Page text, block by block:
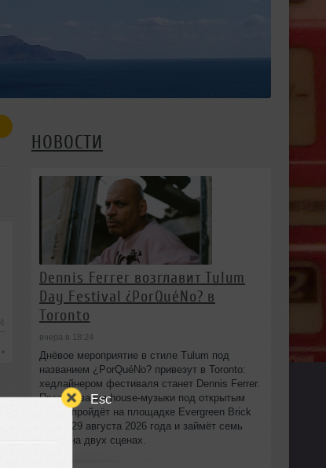
Esc
НОВОСТИ
Dennis Ferrer возглавит Tulum
Day Festival ¿PorQuéNo? в
Toronto
вчера в 18:24
Днёвое мероприятие в стиле Tulum под
названием ¿PorQuéNo? привезут в Toronto:
хедлайнером фестиваля станет Dennis Ferrer.
Празднование house-музыки под открытым
небом пройдёт на площадке Evergreen Brick
Works 29 августа 2026 года и займёт семь
часов на двух сценах.